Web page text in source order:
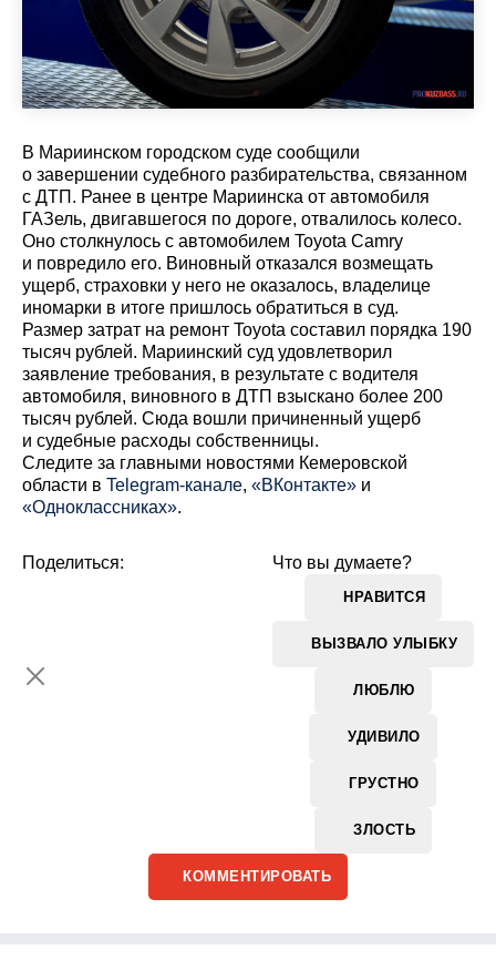
В Мариинском городском суде сообщили
о завершении судебного разбирательства, связанном
с ДТП. Ранее в центре Мариинска от автомобиля
ГАЗель, двигавшегося по дороге, отвалилось колесо.
Оно столкнулось с автомобилем Toyota Camry
и повредило его. Виновный отказался возмещать
ущерб, страховки у него не оказалось, владелице
иномарки в итоге пришлось обратиться в суд.
Размер затрат на ремонт Toyota составил порядка 190
тысяч рублей. Мариинский суд удовлетворил
заявление требования, в результате с водителя
автомобиля, виновного в ДТП взыскано более 200
тысяч рублей. Сюда вошли причиненный ущерб
и судебные расходы собственницы.
Cледите за главными новостями Кемеровской
области в Telegram-канале, «ВКонтакте» и
«Одноклассниках».
Что вы думаете?
НРАВИТСЯ
ВЫЗВАЛО УЛЫБКУ
ЛЮБЛЮ
УДИВИЛО
ГРУСТНО
ЗЛОСТЬ
Поделиться:
КОММЕНТИРОВАТЬ